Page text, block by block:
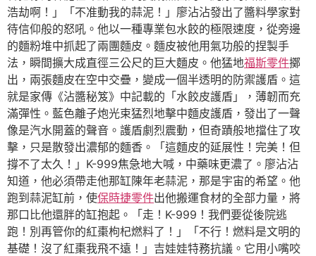
浩劫啊！」「不准動我的蒜泥！」廖沾沾發出了醬料學家對
待信仰般的怒吼。他以一種專業包水餃的極限速度，從旁邊
的麵粉堆中抓起了兩團麵皮。麵皮被他用氣功般的捏製手
法，瞬間擴大成直徑三公尺的巨大麵皮。他猛地福斯零件擲
出，兩張麵皮在空中交疊，變成一個半透明的防禦護盾。這
就是家傳《沾醬秘笈》中記載的「水餃皮護盾」，薄韌而充
滿彈性。藍色離子炮光束猛烈地擊中麵皮護盾，發出了一聲
像是汽水開蓋的聲音。護盾劇烈震動，但奇蹟般地擋住了攻
擊，只是散發出濃郁的麵香。「這麵皮的延展性！完美！但
撐不了太久！」K-999焦急地大喊，中藥味更濃了。廖沾沾
知道，他必須帶走他那缸陳年老蒜泥，那是宇宙的希望。他
跑到蒜泥缸前，使保時捷零件出他搬運食材的全部力量，將
那口比他還胖的缸抱起。「走！K-999！我們要從後院逃
跑！別再管你的紅棗枸杞燃料了！」「不行！燃料是文明的
基礎！沒了紅棗我飛不遠！」吉娃娃特務抗議。它用小嘴咬